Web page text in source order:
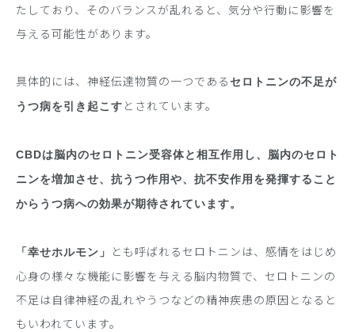
たしており、そのバランスが乱れると、気分や行動に影響を
与える可能性があります。
具体的には、神経伝達物質の一つである セロトニンの不足が
うつ病を引き起こす とされています。
CBDは脳内のセロトニン受容体と相互作用し、脳内のセロト
ニンを増加させ、 抗うつ作用や、抗不安作用を発揮すること
からうつ病への効果が期待されています。
「幸せホルモン」
とも呼ばれるセロトニンは、感情をはじめ
心身の様々な機能に影響を与える脳内物質で、セロトニンの
不足は自律神経の乱れやうつなどの精神疾患の原因となると
もいわれています。